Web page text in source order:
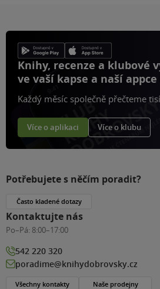
Knihy, recenze a klubové
ve vaší kapse a naší appce
Každý měsíc společně přečteme
Více o aplikaci Více o klubu
Potřebujete s něčím poradit?
Často kladené dotazy
Kontaktujte nás
Po–Pá: 8:00–17:00
542 220 320
poradime@knihydobrovsky.cz
Všechny kontakty Naše prodejny